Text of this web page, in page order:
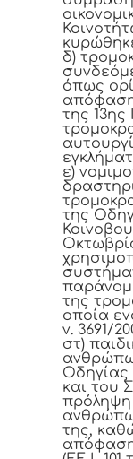
δ)
όπως
της 13ης
ε)
της
της
οποία
ν. 3691/
στ)
Οδηγίας
και του
πρόληψη
της,